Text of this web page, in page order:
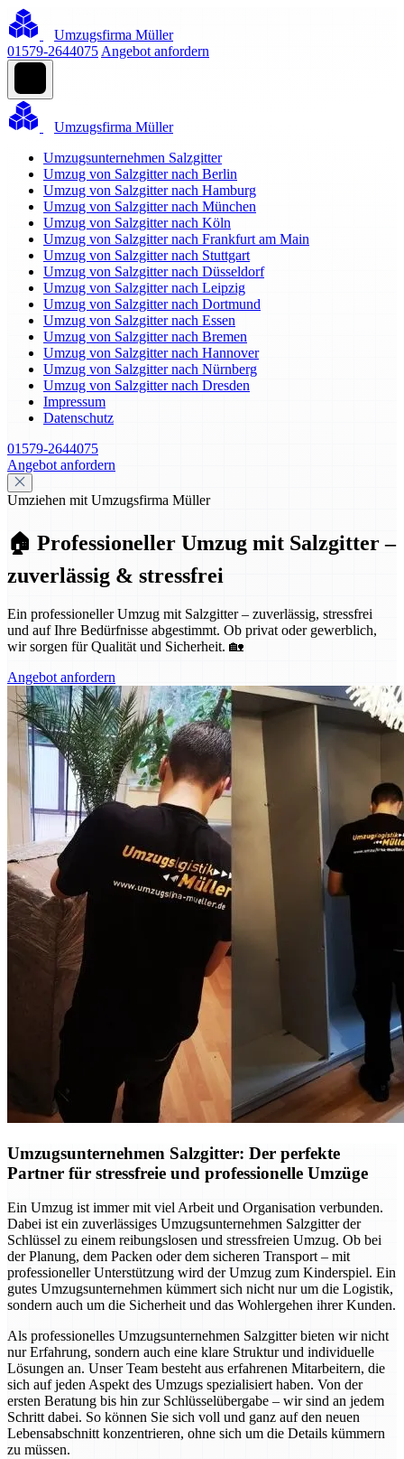
Umzugsfirma Müller
01579-2644075 Angebot anfordern
Umzugsfirma Müller
Umzugsunternehmen Salzgitter
Umzug von Salzgitter nach Berlin
Umzug von Salzgitter nach Hamburg
Umzug von Salzgitter nach München
Umzug von Salzgitter nach Köln
Umzug von Salzgitter nach Frankfurt am Main
Umzug von Salzgitter nach Stuttgart
Umzug von Salzgitter nach Düsseldorf
Umzug von Salzgitter nach Leipzig
Umzug von Salzgitter nach Dortmund
Umzug von Salzgitter nach Essen
Umzug von Salzgitter nach Bremen
Umzug von Salzgitter nach Hannover
Umzug von Salzgitter nach Nürnberg
Umzug von Salzgitter nach Dresden
Impressum
Datenschutz
01579-2644075
Angebot anfordern
Umziehen mit Umzugsfirma Müller
🏠 Professioneller Umzug mit Salzgitter –
zuverlässig & stressfrei
Ein professioneller Umzug mit Salzgitter – zuverlässig, stressfrei
und auf Ihre Bedürfnisse abgestimmt. Ob privat oder gewerblich,
wir sorgen für Qualität und Sicherheit. 🏡
Angebot anfordern
Umzugsunternehmen Salzgitter: Der perfekte
Partner für stressfreie und professionelle Umzüge
Ein Umzug ist immer mit viel Arbeit und Organisation verbunden.
Dabei ist ein zuverlässiges Umzugsunternehmen Salzgitter der
Schlüssel zu einem reibungslosen und stressfreien Umzug. Ob bei
der Planung, dem Packen oder dem sicheren Transport – mit
professioneller Unterstützung wird der Umzug zum Kinderspiel. Ein
gutes Umzugsunternehmen kümmert sich nicht nur um die Logistik,
sondern auch um die Sicherheit und das Wohlergehen ihrer Kunden.
Als professionelles Umzugsunternehmen Salzgitter bieten wir nicht
nur Erfahrung, sondern auch eine klare Struktur und individuelle
Lösungen an. Unser Team besteht aus erfahrenen Mitarbeitern, die
sich auf jeden Aspekt des Umzugs spezialisiert haben. Von der
ersten Beratung bis hin zur Schlüsselübergabe – wir sind an jedem
Schritt dabei. So können Sie sich voll und ganz auf den neuen
Lebensabschnitt konzentrieren, ohne sich um die Details kümmern
zu müssen.